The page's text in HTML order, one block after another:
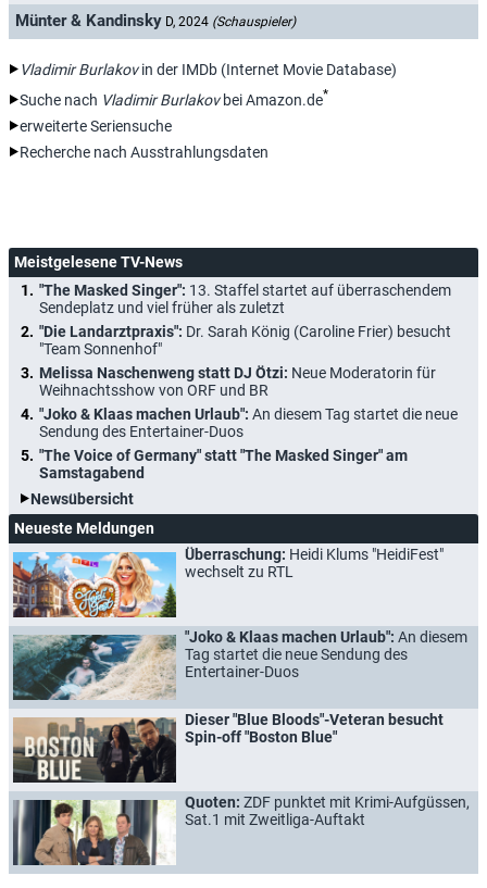
Münter & Kandinsky D, 2024 (Schauspieler)
Vladimir Burlakovin der IMDb (Internet Movie Database)
Suche nach Vladimir Burlakovbei Amazon.de*
erweiterte Seriensuche
Recherche nach Ausstrahlungsdaten
Meistgelesene TV-News
"The Masked Singer": 13. Staffel startet auf überraschendem
Sendeplatz und viel früher als zuletzt
"Die Landarztpraxis": Dr. Sarah König (Caroline Frier) besucht
"Team Sonnenhof"
Melissa Naschenweng statt DJ Ötzi: Neue Moderatorin für
Weihnachtsshow von ORF und BR
"Joko & Klaas machen Urlaub": An diesem Tag startet die neue
Sendung des Entertainer-Duos
"The Voice of Germany" statt "The Masked Singer" am
Samstagabend
Newsübersicht
Neueste Meldungen
Überraschung: Heidi Klums "HeidiFest"
wechselt zu RTL
"Joko & Klaas machen Urlaub": An diesem
Tag startet die neue Sendung des
Entertainer-Duos
Dieser "Blue Bloods"-Veteran besucht
Spin-off "Boston Blue"
Quoten: ZDF punktet mit Krimi-Aufgüssen,
Sat.1 mit Zweitliga-Auftakt